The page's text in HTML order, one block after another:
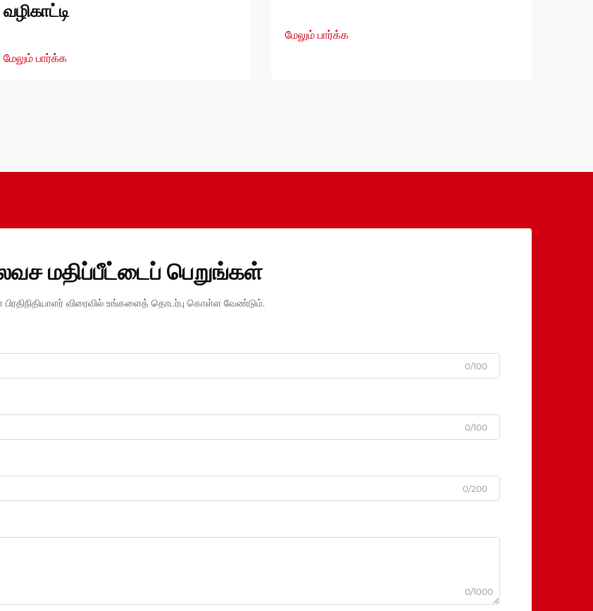
வழிகாட்டி
மேலும் பார்க்க
மேலும் பார்க்க
மதிப்பீட்டைப் பெறுங்கள்
விரைவில் உங்களைத் தொடர்பு கொள்ள வேண்டும்.
0/100
0/100
0/200
0/1000